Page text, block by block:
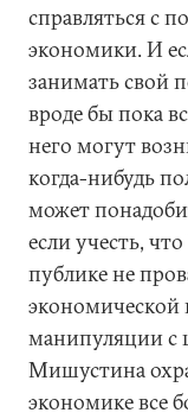
справляться с
экономики. И
занимать свой
вроде бы пока
него могут
когда-нибудь
может
если учесть,
публике не
экономической
манипуляции с
Мишустина
экономике все